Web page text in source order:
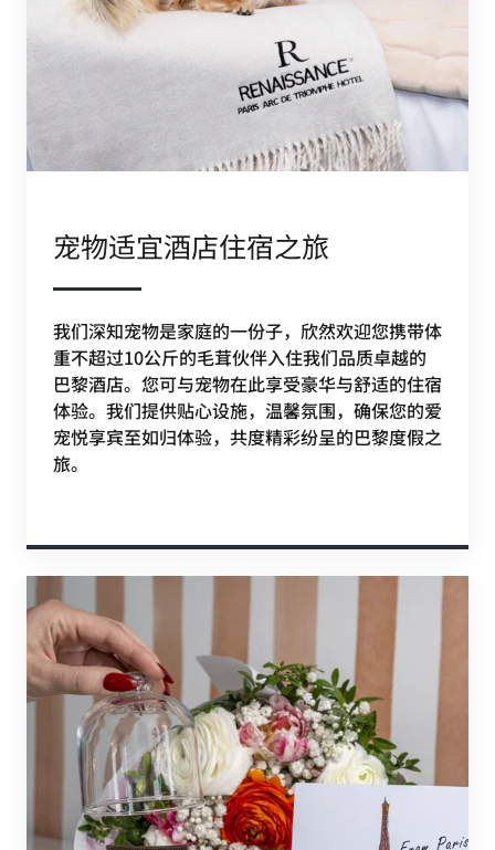
宠物适宜酒店住宿之旅
我们深知宠物是家庭的一份子，欣然欢迎您携带体
重不超过10公斤的毛茸伙伴入住我们品质卓越的
巴黎酒店。您可与宠物在此享受豪华与舒适的住宿
体验。我们提供贴心设施，温馨氛围，确保您的爱
宠悦享宾至如归体验，共度精彩纷呈的巴黎度假之
旅。